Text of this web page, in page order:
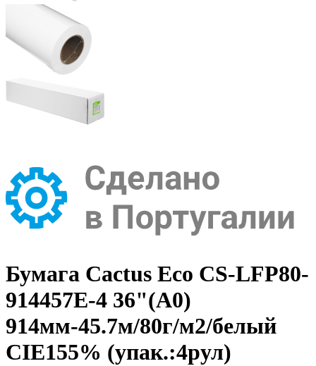
Бумага Cactus Eco CS-LFP80-
914457E-4 36"(A0)
914мм-45.7м/80г/м2/белый
CIE155% (упак.:4рул)